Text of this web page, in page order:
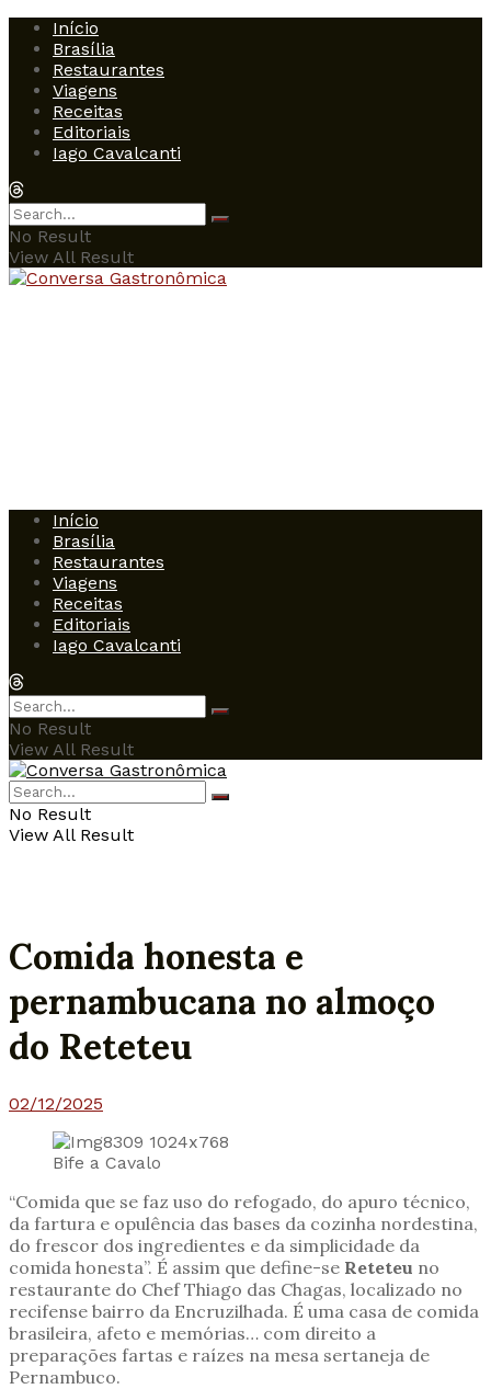
Início
Brasília
Restaurantes
Viagens
Receitas
Editoriais
Iago Cavalcanti
No Result
View All Result
Início
Brasília
Restaurantes
Viagens
Receitas
Editoriais
Iago Cavalcanti
No Result
View All Result
No Result
View All Result
Comida honesta e
pernambucana no almoço
do Reteteu
02/12/2025
Bife a Cavalo
“Comida que se faz uso do refogado, do apuro técnico,
da fartura e opulência das bases da cozinha nordestina,
do frescor dos ingredientes e da simplicidade da
comida honesta”. É assim que define-se Reteteu no
restaurante do Chef Thiago das Chagas, localizado no
recifense bairro da Encruzilhada. É uma casa de comida
brasileira, afeto e memórias… com direito a
preparações fartas e raízes na mesa sertaneja de
Pernambuco.